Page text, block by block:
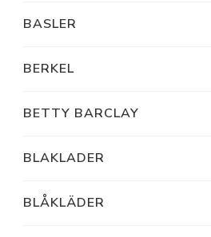
BASLER
BERKEL
BETTY BARCLAY
BLAKLADER
BLÅKLÄDER